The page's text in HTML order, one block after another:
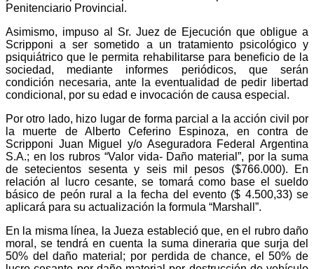
Penitenciario Provincial.
Asimismo, impuso al Sr. Juez de Ejecución que obligue a
Scripponi a ser sometido a un tratamiento psicológico y
psiquiátrico que le permita rehabilitarse para beneficio de la
sociedad, mediante informes periódicos, que serán
condición necesaria, ante la eventualidad de pedir libertad
condicional, por su edad e invocación de causa especial.
Por otro lado, hizo lugar de forma parcial a la acción civil por
la muerte de Alberto Ceferino Espinoza, en contra de
Scripponi Juan Miguel y/o Aseguradora Federal Argentina
S.A.; en los rubros “Valor vida- Daño material”, por la suma
de setecientos sesenta y seis mil pesos ($766.000). En
relación al lucro cesante, se tomará como base el sueldo
básico de peón rural a la fecha del evento ($ 4.500,33) se
aplicará para su actualización la formula “Marshall”.
En la misma línea, la Jueza estableció que, en el rubro daño
moral, se tendrá en cuenta la suma dineraria que surja del
50% del daño material; por perdida de chance, el 50% de